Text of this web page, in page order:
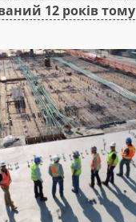
12 років тому